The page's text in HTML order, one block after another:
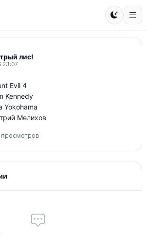
лис!
23:07
Evil 4
Kennedy
Yokohama
Мелихов